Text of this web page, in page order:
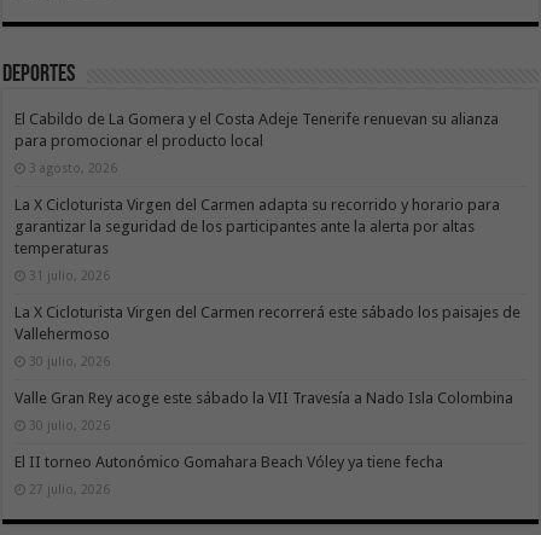
Deportes
El Cabildo de La Gomera y el Costa Adeje Tenerife renuevan su alianza
para promocionar el producto local
3 agosto, 2026
La X Cicloturista Virgen del Carmen adapta su recorrido y horario para
garantizar la seguridad de los participantes ante la alerta por altas
temperaturas
31 julio, 2026
La X Cicloturista Virgen del Carmen recorrerá este sábado los paisajes de
Vallehermoso
30 julio, 2026
Valle Gran Rey acoge este sábado la VII Travesía a Nado Isla Colombina
30 julio, 2026
El II torneo Autonómico Gomahara Beach Vóley ya tiene fecha
27 julio, 2026